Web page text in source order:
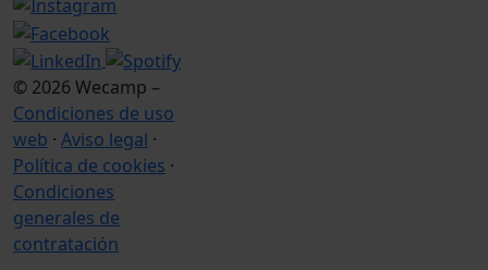
© 2026 Wecamp –
Condiciones de uso
web · Aviso legal ·
Política de cookies ·
Condiciones
generales de
contratación